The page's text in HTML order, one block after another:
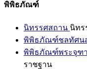
พิพิธภัณฑ์
นิทรรศสถาน นิทร
พิพิธภัณฑ์ชลทัศน
พิพิธภัณฑ์พระจุฑ
ราชฐาน